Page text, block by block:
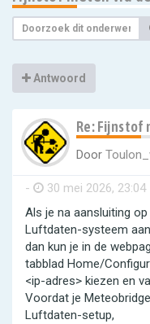
Antwoord
Re: Fijnstof
Door
- 30 mei 2026, 23:04
Als je na aansluiting
Luftdaten-systeem
dan kun je in de
tabblad Home/
<ip-adres> kiezen en
Voordat je
Luftdaten-setup,